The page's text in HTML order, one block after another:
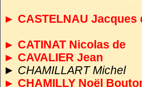
► CASTELNAU Jacques
► CATINAT Nicolas de
► CAVALIER Jean
► CHAMILLART Michel
► CHAMILLY Noël